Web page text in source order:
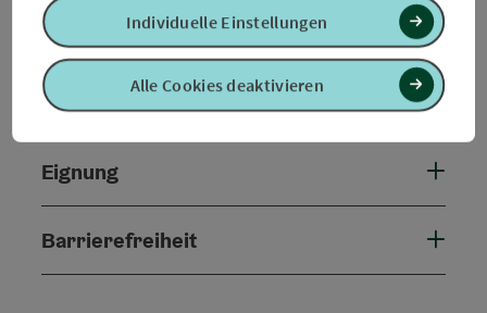
Anreise/Lage
Preise
Eignung
Barrierefreiheit
Alle Cookies deaktivieren
Individuelle Einstellungen